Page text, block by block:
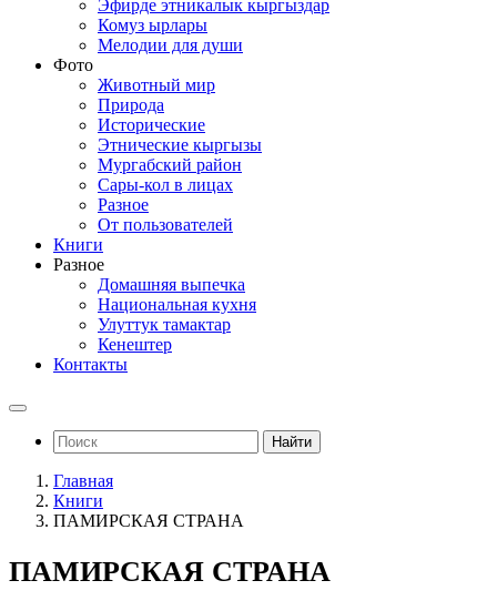
Эфирде этникалык кыргыздар
Комуз ырлары
Мелодии для души
Фото
Животный мир
Природа
Исторические
Этнические кыргызы
Мургабский район
Сары-кол в лицах
Разное
От пользователей
Книги
Разное
Домашняя выпечка
Национальная кухня
Улуттук тамактар
Кенештер
Контакты
Найти
Главная
Книги
ПАМИРСКАЯ СТРАНА
ПАМИРСКАЯ СТРАНА